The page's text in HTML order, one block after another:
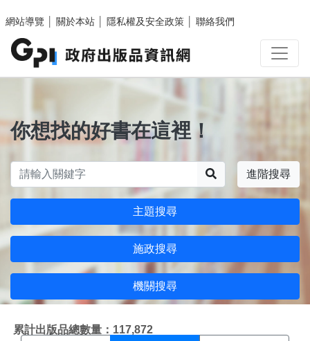
網站導覽
關於本站 隱私權及安全政策 聯絡我們
你想找的好書在這裡！
進階搜尋
主題搜尋
施政搜尋
機關搜尋
累計出版品總數量：117,872
施政搜尋結果頁面